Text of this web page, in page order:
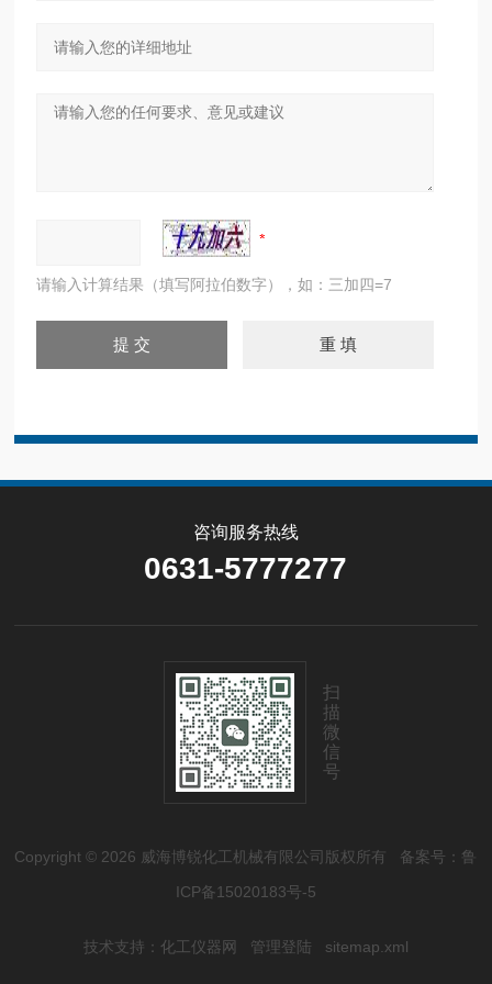
请输入计算结果（填写阿拉伯数字），如：三加四=7
咨询服务热线
0631-5777277
扫
描
微
信
号
Copyright © 2026 威海博锐化工机械有限公司版权所有 备案号：鲁
ICP备15020183号-5
技术支持： 化工仪器网 管理登陆 sitemap.xml